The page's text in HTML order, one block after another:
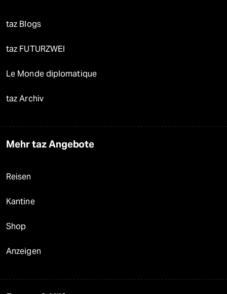
taz Blogs
taz FUTURZWEI
Le Monde diplomatique
taz Archiv
Mehr taz Angebote
Reisen
Kantine
Shop
Anzeigen